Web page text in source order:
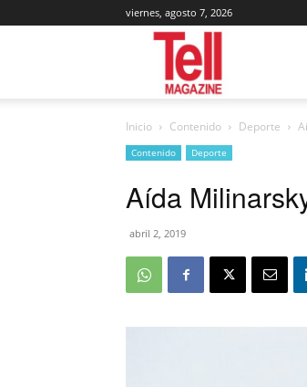
viernes, agosto 7, 2026
Inicio Contenido Deporte
Contenido Deporte
Aída
abril 2, 2019